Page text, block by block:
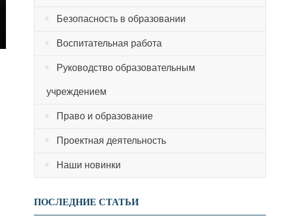
Безопасность в образовании
Воспитательная работа
Руководство образовательным
учреждением
Право и образование
Проектная деятельность
Наши новинки
ПОСЛЕДНИЕ СТАТЬИ